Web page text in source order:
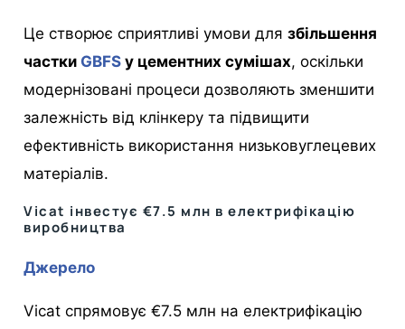
Це створює сприятливі умови длязбільшення
частки GBFS у цементних сумішах, оскільки
модернізовані процеси дозволяють зменшити
залежність від клінкеру та підвищити
ефективність використання низьковуглецевих
матеріалів.
Vicat інвестує €7.5 млн в електрифікацію
виробництва
Джерело
Vicat спрямовує €7.5 млн на електрифікацію